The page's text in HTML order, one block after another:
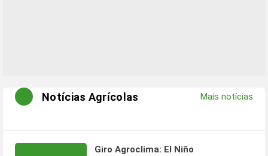
Notícias Agrícolas Mais notícias
Giro Agroclima: El Niño